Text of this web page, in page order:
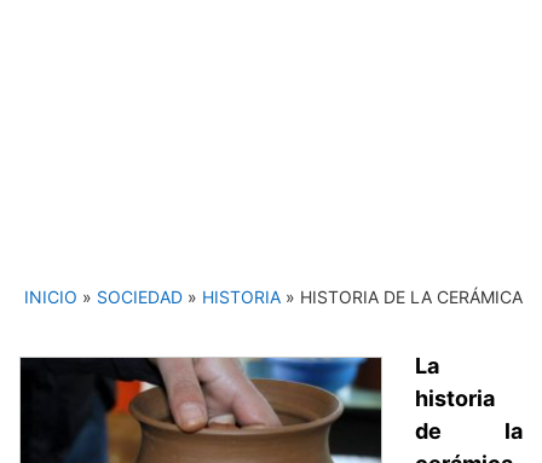
INICIO » SOCIEDAD » HISTORIA » HISTORIA DE LA CERÁMICA
La
historia
de la